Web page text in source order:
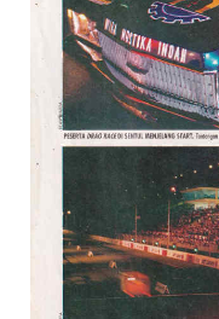
Alamat
Rekening
Reseller